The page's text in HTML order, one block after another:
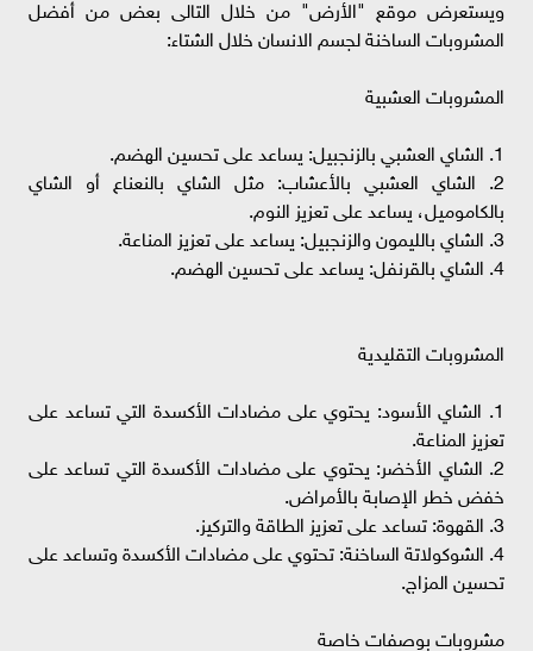
ويستعرض موقع "الأرض" من خلال التالى بعض من أفضل
المشروبات الساخنة لجسم الانسان خلال الشتاء:
المشروبات العشبية
1. الشاي العشبي بالزنجبيل: يساعد على تحسين الهضم.
2. الشاي العشبي بالأعشاب: مثل الشاي بالنعناع أو الشاي
بالكاموميل، يساعد على تعزيز النوم.
3. الشاي بالليمون والزنجبيل: يساعد على تعزيز المناعة.
4. الشاي بالقرنفل: يساعد على تحسين الهضم.
المشروبات التقليدية
1. الشاي الأسود: يحتوي على مضادات الأكسدة التي تساعد على
تعزيز المناعة.
2. الشاي الأخضر: يحتوي على مضادات الأكسدة التي تساعد على
خفض خطر الإصابة بالأمراض.
3. القهوة: تساعد على تعزيز الطاقة والتركيز.
4. الشوكولاتة الساخنة: تحتوي على مضادات الأكسدة وتساعد على
تحسين المزاج.
مشروبات بوصفات خاصة